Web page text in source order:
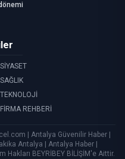
SİYASET
SAĞLIK
TEKNOLOJİ
FİRMA REHBERİ
| Antalya Güvenilir Haber |
Antalya | Antalya Haber |
Hakları BEYRİBEY BİLİŞİM 'e Aittir.